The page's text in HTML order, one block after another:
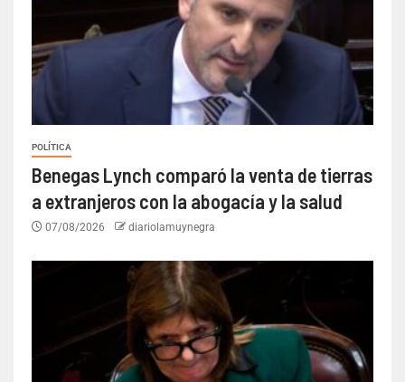
POLÍTICA
Benegas Lynch comparó la venta de tierras
a extranjeros con la abogacía y la salud
07/08/2026 diariolamuynegra